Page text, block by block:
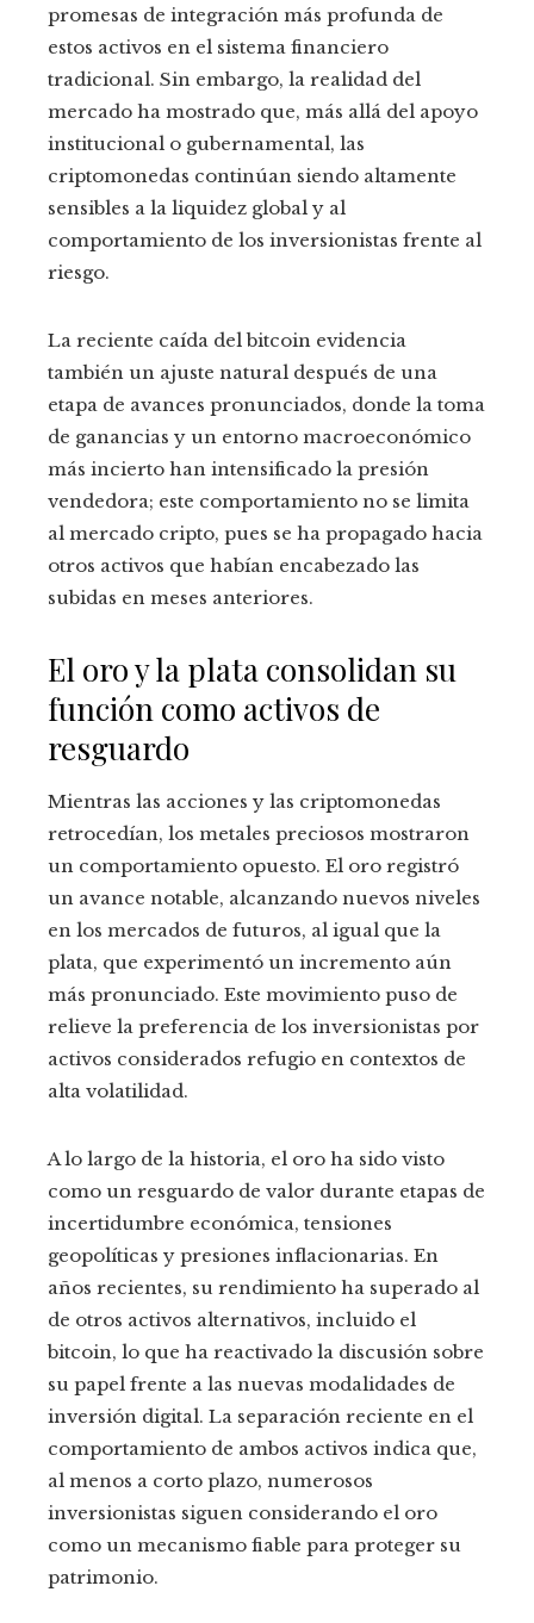
promesas de integración más profunda de
estos activos en el sistema financiero
tradicional. Sin embargo, la realidad del
mercado ha mostrado que, más allá del apoyo
institucional o gubernamental, las
criptomonedas continúan siendo altamente
sensibles a la liquidez global y al
comportamiento de los inversionistas frente al
riesgo.
La reciente caída del bitcoin evidencia
también un ajuste natural después de una
etapa de avances pronunciados, donde la toma
de ganancias y un entorno macroeconómico
más incierto han intensificado la presión
vendedora; este comportamiento no se limita
al mercado cripto, pues se ha propagado hacia
otros activos que habían encabezado las
subidas en meses anteriores.
El oro y la plata consolidan su
función como activos de
resguardo
Mientras las acciones y las criptomonedas
retrocedían, los metales preciosos mostraron
un comportamiento opuesto. El oro registró
un avance notable, alcanzando nuevos niveles
en los mercados de futuros, al igual que la
plata, que experimentó un incremento aún
más pronunciado. Este movimiento puso de
relieve la preferencia de los inversionistas por
activos considerados refugio en contextos de
alta volatilidad.
A lo largo de la historia, el oro ha sido visto
como un resguardo de valor durante etapas de
incertidumbre económica, tensiones
geopolíticas y presiones inflacionarias. En
años recientes, su rendimiento ha superado al
de otros activos alternativos, incluido el
bitcoin, lo que ha reactivado la discusión sobre
su papel frente a las nuevas modalidades de
inversión digital. La separación reciente en el
comportamiento de ambos activos indica que,
al menos a corto plazo, numerosos
inversionistas siguen considerando el oro
como un mecanismo fiable para proteger su
patrimonio.